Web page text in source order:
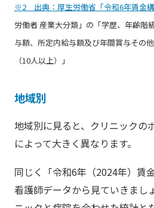
※2 出典：厚生労働省「令和6年賃金構
労働者 産業大分類」の「学歴、年齢階
与額、所定内給与額及び年間賞与その
（10人以上）」
地域別
地域別に見ると、クリニックの
によって大きく異なります。
同じく「令和6年（2024年）賃
看護師データから見ていきまし